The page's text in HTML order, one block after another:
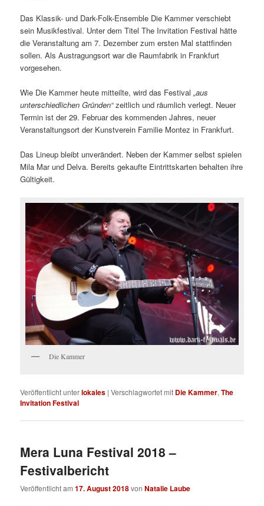
Das Klassik- und Dark-Folk-Ensemble Die Kammer verschiebt
sein Musikfestival. Unter dem Titel The Invitation Festival hätte
die Veranstaltung am 7. Dezember zum ersten Mal stattfinden
sollen. Als Austragungsort war die Raumfabrik in Frankfurt
vorgesehen.
Wie Die Kammer heute mitteilte, wird das Festival„aus
unterschiedlichen Gründen“zeitlich und räumlich verlegt. Neuer
Termin ist der 29. Februar des kommenden Jahres, neuer
Veranstaltungsort der Kunstverein Familie Montez in Frankfurt.
Das Lineup bleibt unverändert. Neben der Kammer selbst spielen
Mila Mar und Delva. Bereits gekaufte Eintrittskarten behalten ihre
Gültigkeit.
Die Kammer
Veröffentlicht unterlokales |Verschlagwortet mit Die Kammer,The
Invitation Festival
Mera Luna Festival 2018 –
Festivalbericht
Veröffentlicht am17. August 2018vonNatalie Laube